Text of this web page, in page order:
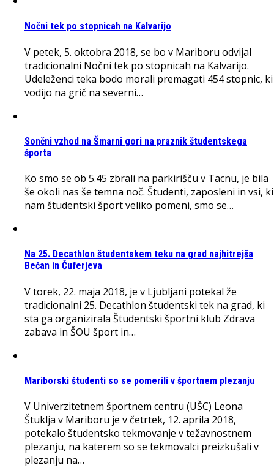
Nočni tek po stopnicah na Kalvarijo
V petek, 5. oktobra 2018, se bo v Mariboru odvijal
tradicionalni Nočni tek po stopnicah na Kalvarijo.
Udeleženci teka bodo morali premagati 454 stopnic, ki
vodijo na grič na severni…
Sončni vzhod na Šmarni gori na praznik študentskega
športa
Ko smo se ob 5.45 zbrali na parkirišču v Tacnu, je bila
še okoli nas še temna noč. Študenti, zaposleni in vsi, ki
nam študentski šport veliko pomeni, smo se…
Na 25. Decathlon študentskem teku na grad najhitrejša
Bečan in Čuferjeva
V torek, 22. maja 2018, je v Ljubljani potekal že
tradicionalni 25. Decathlon študentski tek na grad, ki
sta ga organizirala Študentski športni klub Zdrava
zabava in ŠOU šport in…
Mariborski študenti so se pomerili v športnem plezanju
V Univerzitetnem športnem centru (UŠC) Leona
Štuklja v Mariboru je v četrtek, 12. aprila 2018,
potekalo študentsko tekmovanje v težavnostnem
plezanju, na katerem so se tekmovalci preizkušali v
plezanju na…